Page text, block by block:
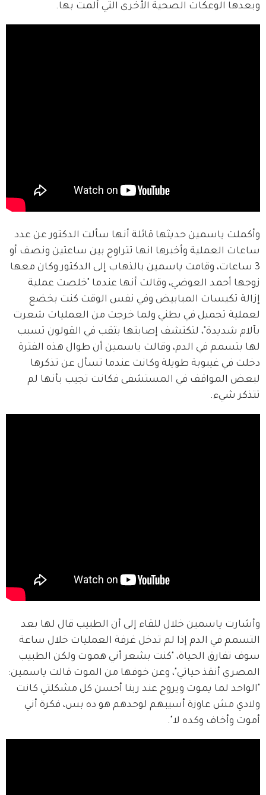
وبعدها الوعكات الصحية الأخرى التي ألمت بها.
وأكملت ياسمين حديثها قائلة أنها سألت الدكتور عن عدد
ساعات العملية وأخبرها انها تتراوح بين ساعتين ونصف أو
3 ساعات، وقامت ياسمين بالذهاب إلى الدكتور وكان معها
زوجها أحمد العوضي، وقالت أنها عندما "خلصت عملية
إزالة تكيسات المبابيض وفي نفس الوقت كنت بخضع
لعملية تجميل في بطني ولما خرجت من العمليات شعرت
بآلام شديدة"، لتكتشف إصابتها بثقب في القولون تسبب
لها بتسمم في الدم، وقالت ياسمين أن طوال هذه الفترة
دخلت في غيبوبة طويلة وكانت عندما تسأل عن تذكرها
لبعض المواقف في المستشفى فكانت تجيب بأنها لم
تتذكر شيء.
وأشارت ياسمين خلال للقاء إلى أن الطبيب قال لها بعد
التسمم في الدم إذا لم تدخل غرفة العمليات خلال ساعة
سوف تفارق الحياة، "كنت بشعر أني هموت ولكن الطبيب
المصري أنقذ حياتي"، وعن خوفها من الموت قالت ياسمين:
"الواحد لما يموت ويروح عند ربنا أحسن كل مشكلتي كانت
ولادي مش عاوزة أسيبهم لوحدهم هو ده بس، فكرة أني
أموت وأخاف وكده لا".